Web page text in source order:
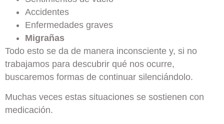
Accidentes
Enfermedades graves
Migrañas
Todo esto se da de manera inconsciente y, si no
trabajamos para descubrir qué nos ocurre,
buscaremos formas de continuar silenciándolo.
Muchas veces estas situaciones se sostienen con
medicación.